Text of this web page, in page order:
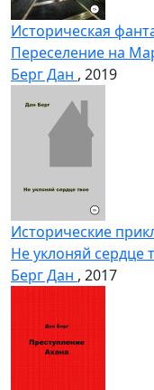
Историческая
Переселение на
Берг Дан , 2019
Исторические
Не уклоняй сердце
Берг Дан , 2017